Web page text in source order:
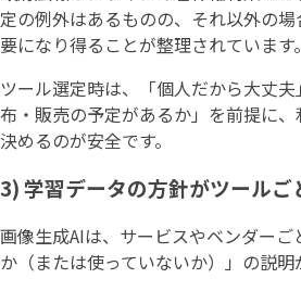
定の例外はあるものの、それ以外の
要になり得ることが整理されています。
ツール選定時は、「個人だから大丈
布・販売の予定があるか」を前提に
決めるのが安全です。
3) 学習データの方針がツールご
画像生成AIは、サービスやベンダー
か（または使っていないか）」の説明